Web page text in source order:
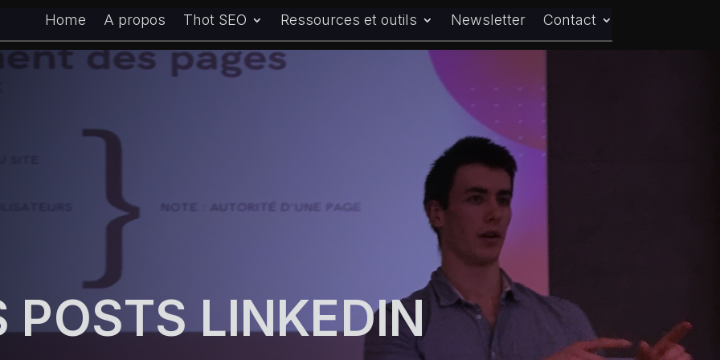
Home A propos Thot SEO Ressources et outils Newsletter Contact
POSTS LINKEDIN